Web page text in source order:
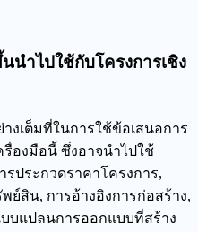
นำไปใช้กับโครงการเชิง
เต็มที่ในการใช้ข้อเสนอการ
องมือนี้ ซึ่งอาจนำไปใช้
รประกวดราคาโครงการ,
ย์สิน, การอ้างอิงการก่อสร้าง,
บแปลนการออกแบบที่สร้าง